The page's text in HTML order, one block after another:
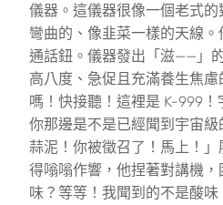
儀器。這儀器很像一個老式
彎曲的、像韭菜一樣的天線
通話鈕。儀器發出「滋——」
高八度、急促且充滿養生焦
嗎！快接聽！這裡是 K-999！
你那邊是不是已經聞到宇宙
蒜泥！你被徵召了！馬上！
得嗡嗡作響，他捏著對講機
味？等等！我聞到的不是酸